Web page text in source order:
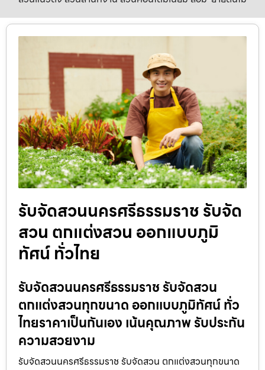
รับจัดสวนนครศรีธรรมราช รับจัด
สวน ตกแต่งสวน ออกแบบภูมิ
ทัศน์ ทั่วไทย
รับจัดสวนนครศรีธรรมราช รับจัดสวน
ตกแต่งสวนทุกขนาด ออกแบบภูมิทัศน์ ทั่ว
ไทยราคาเป็นกันเอง เน้นคุณภาพ รับประกัน
ความสวยงาม
รับจัดสวนนครศรีธรรมราช รับจัดสวน ตกแต่งสวนทุกขนาด